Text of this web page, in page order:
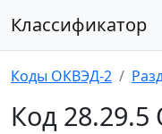
Классификатор
Коды ОКВЭД-2
Код